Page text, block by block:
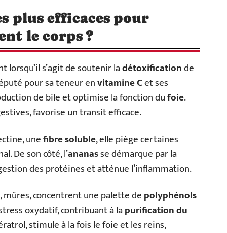
plus efficaces pour
le corps ?
s’agit de soutenir ladétoxificationde
pour sa teneur envitamine Cet ses
de bile et optimise la fonction dufoie.
favorise un transit efficace.
unefibre soluble, elle piège certaines
De son côté, l’ananasse démarque par la
des protéines et atténue l’inflammation.
concentrent une palette depolyphénols
oxydatif, contribuant à lapurification du
stimule à la fois le foie et les reins,